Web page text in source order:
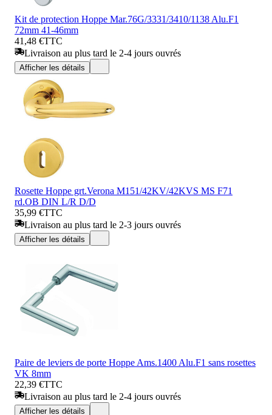
Kit de protection Hoppe Mar.76G/3331/3410/1138 Alu.F1
72mm 41-46mm
41,48 €TTC
Livraison au plus tard le 2-4 jours ouvrés
Afficher les détails
Rosette Hoppe grt.Verona M151/42KV/42KVS MS F71
rd.OB DIN L/R D/D
35,99 €TTC
Livraison au plus tard le 2-3 jours ouvrés
Afficher les détails
Paire de leviers de porte Hoppe Ams.1400 Alu.F1 sans rosettes
VK 8mm
22,39 €TTC
Livraison au plus tard le 2-4 jours ouvrés
Afficher les détails